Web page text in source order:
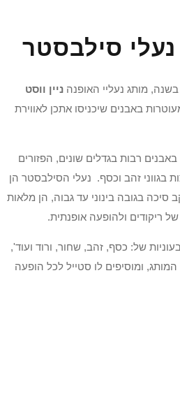
מותג נעליי האופנה ניין ווסט
באבנים שיכניסו אתכן לאווירת
רבות בגדלים שונים, הפזורים
בגווני זהב וכסף. נעלי הסילבסטר הן
סיכה בגובה בינוני עד גבוה, הן מלאות
ריקודים ולהופעה אופנתית.
של: כסף, זהב, שחור, ורוד ועוד',
ומוסיפים לו סטייל לכל הופעה